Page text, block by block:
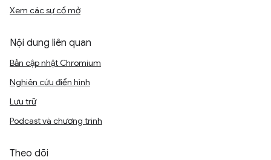
Xem các sự cố mở
Nội dung liên quan
Bản cập nhật Chromium
Nghiên cứu điển hình
Lưu trữ
Podcast và chương trình
Theo dõi